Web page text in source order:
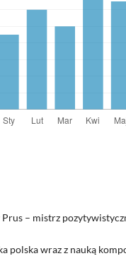
Prus – mistrz
polska wraz z nauką